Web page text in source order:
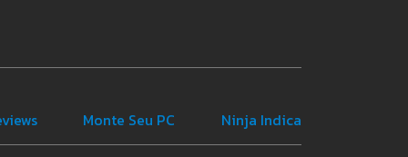
Monte Seu PC Ninja Indica